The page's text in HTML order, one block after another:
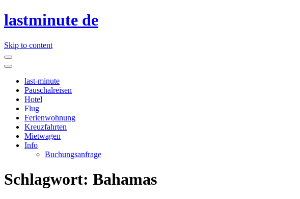
lastminute de
Skip to content
last-minute
Pauschalreisen
Hotel
Flug
Ferienwohnung
Kreuzfahrten
Mietwagen
Info
Buchungsanfrage
Schlagwort: Bahamas